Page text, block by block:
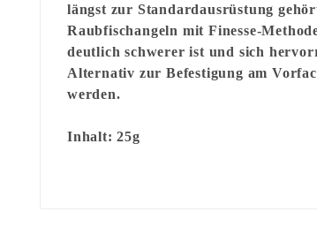
längst zur Standardausrüstung
Raubfischangeln mit Finesse-
deutlich schwerer ist und sich
Alternativ zur Befestigung am
werden.
Inhalt: 25g